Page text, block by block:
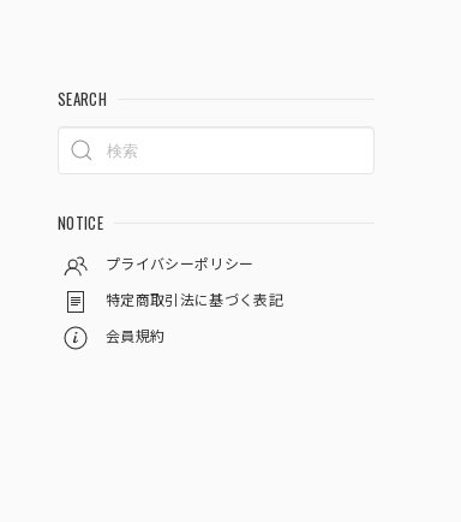
SEARCH
NOTICE
プライバシーポリシー
特定商取引法に基づく表記
会員規約